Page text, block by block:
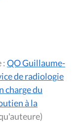
Question orale :QO Guillaume-
de radiologie
charge du
à la
tant qu'auteure)